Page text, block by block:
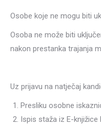
Osobe koje ne mogu biti
Osoba ne može biti
nakon prestanka trajanja
Uz prijavu na natječaj
Presliku osobne
Ispis staža iz E-